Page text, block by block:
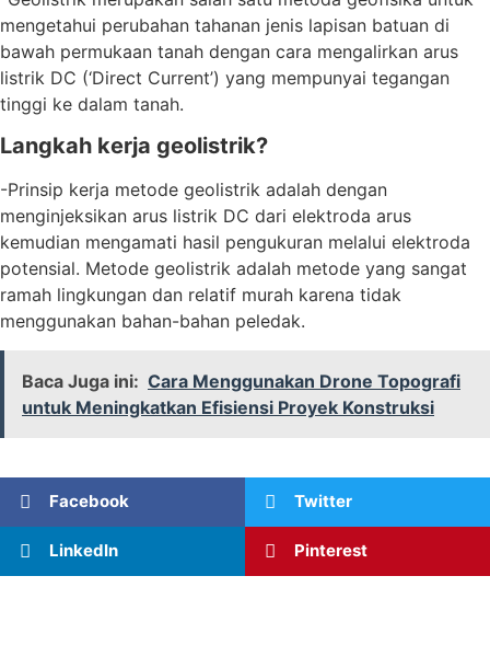
mengetahui perubahan tahanan jenis lapisan batuan di
bawah permukaan tanah dengan cara mengalirkan arus
listrik DC (‘Direct Current’) yang mempunyai tegangan
tinggi ke dalam tanah.
Langkah kerja geolistrik?
-Prinsip kerja metode geolistrik adalah dengan
menginjeksikan arus listrik DC dari elektroda arus
kemudian mengamati hasil pengukuran melalui elektroda
potensial. Metode geolistrik adalah metode yang sangat
ramah lingkungan dan relatif murah karena tidak
menggunakan bahan-bahan peledak.
Baca Juga ini: Cara Menggunakan Drone Topografi
untuk Meningkatkan Efisiensi Proyek Konstruksi
Facebook Twitter
LinkedIn Pinterest